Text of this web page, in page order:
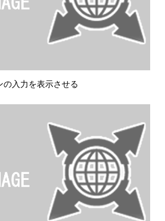
の入力を表示させる